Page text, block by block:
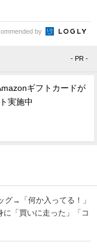
by
- PR -
ギフトカードが
実施中
グ→「何か入ってる！」
「買いに走った」「コ